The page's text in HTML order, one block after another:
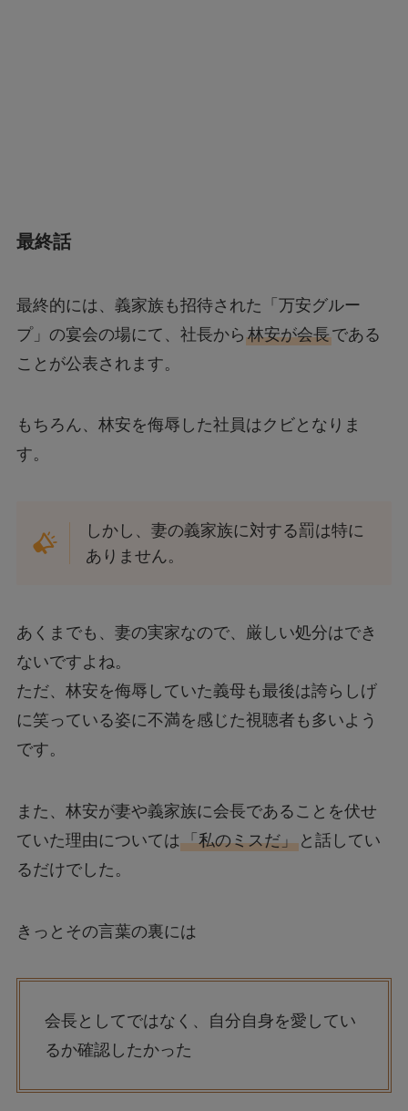
最終話
最終的には、義家族も招待された「万安グルー
プ」の宴会の場にて、社長から 林安が会長である
ことが公表されます。
もちろん、林安を侮辱した社員はクビとなりま
す。
しかし、妻の義家族に対する罰は特に
ありません。
あくまでも、妻の実家なので、厳しい処分はでき
ないですよね。
ただ、林安を侮辱していた義母も最後は誇らしげ
に笑っている姿に不満を感じた視聴者も多いよう
です。
また、林安が妻や義家族に会長であることを伏せ
ていた理由については「私のミスだ」と話してい
るだけでした。
きっとその言葉の裏には
会長としてではなく、自分自身を愛してい
るか確認したかった